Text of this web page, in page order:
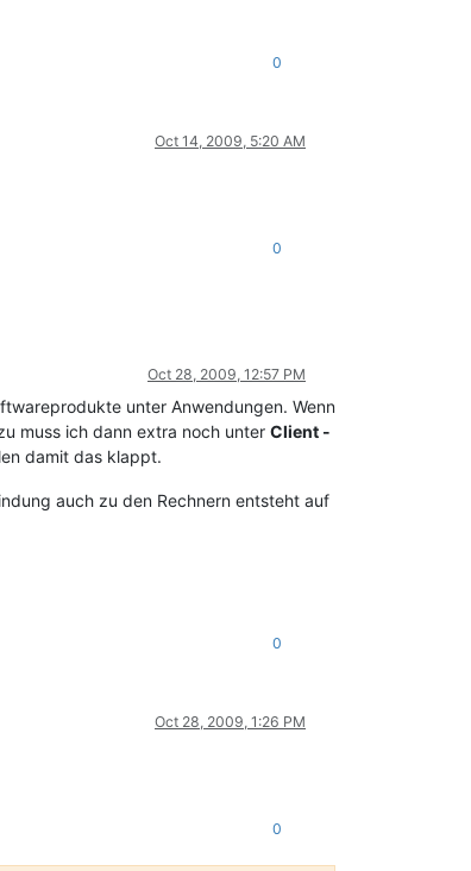
0
Oct 14, 2009, 5:20 AM
0
Oct 28, 2009, 12:57 PM
unter Anwendungen. Wenn
muss ich dann extra noch unter Client -
damit das klappt.
auch zu den Rechnern entsteht auf
0
Oct 28, 2009, 1:26 PM
0